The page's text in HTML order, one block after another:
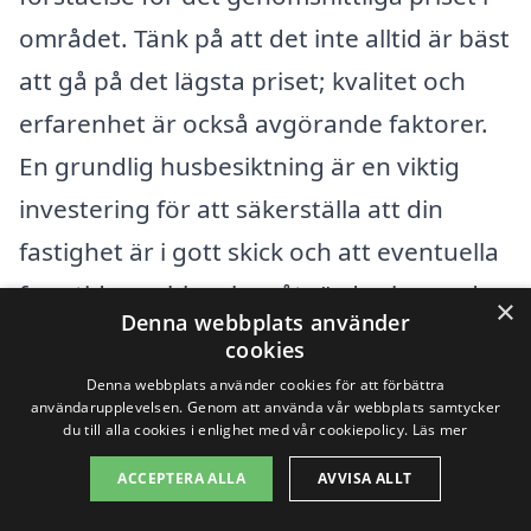
området. Tänk på att det inte alltid är bäst
att gå på det lägsta priset; kvalitet och
erfarenhet är också avgörande faktorer.
En grundlig husbesiktning är en viktig
investering för att säkerställa att din
fastighet är i gott skick och att eventuella
framtida problem kan åtgärdas innan de
blir kostsamma.
Få 3 erbjudanden, gratis och utan
förpliktelser
×
Denna webbplats använder
cookies
Denna webbplats använder cookies för att förbättra
användarupplevelsen. Genom att använda vår webbplats samtycker
du till alla cookies i enlighet med vår cookiepolicy. Läs mer
ACCEPTERA ALLA AVVISA ALLT